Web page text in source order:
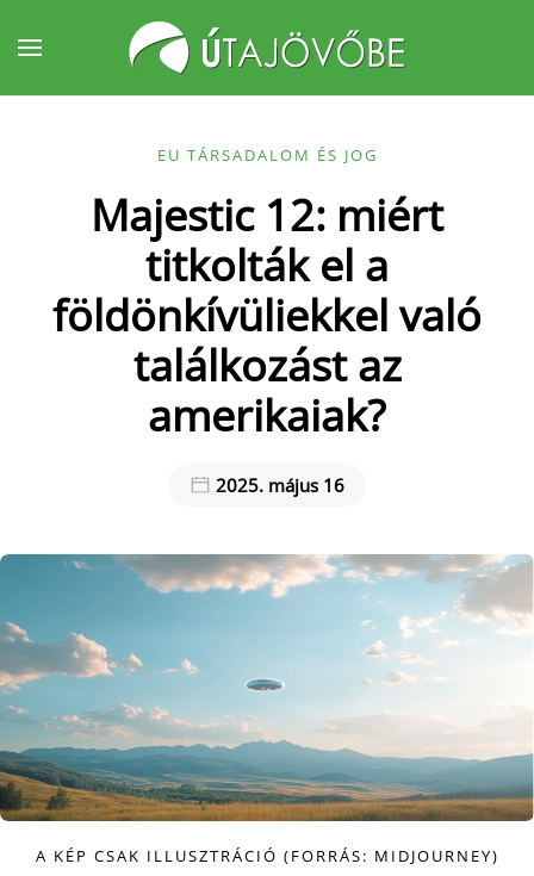
Fő tartalom átugrása
EU TÁRSADALOM ÉS JOG
Majestic 12: miért
titkolták el a
földönkívüliekkel való
találkozást az
amerikaiak?
2025. május 16
A KÉP CSAK ILLUSZTRÁCIÓ (FORRÁS: MIDJOURNEY)